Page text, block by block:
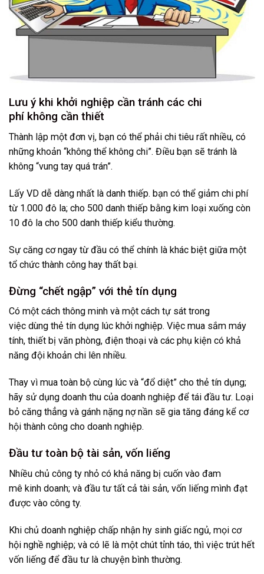
Lưu ý khi khởi nghiệp cần tránh các chi
phí không cần thiết
Thành lập một đơn vị, bạn có thể phải chi tiêu rất nhiều, có
những khoản “không thể không chi”. Điều bạn sẽ tránh là
không “vung tay quá trán”.
Lấy VD dễ dàng nhất là danh thiếp. bạn có thể giảm chi phí
từ 1.000 đô la; cho 500 danh thiếp bằng kim loại xuống còn
10 đô la cho 500 danh thiếp kiểu thường.
Sự căng cơ ngay từ đầu có thể chính là khác biệt giữa một
tổ chức thành công hay thất bại.
Đừng “chết ngập” với thẻ tín dụng
Có một cách thông minh và một cách tự sát trong
việc dùng thẻ tín dụng lúc khởi nghiệp. Việc mua sắm máy
tính, thiết bị văn phòng, điện thoại và các phụ kiện có khả
năng đội khoản chi lên nhiều.
Thay vì mua toàn bộ cùng lúc và “đổ diệt” cho thẻ tín dụng;
hãy sử dụng doanh thu của doanh nghiệp để tái đầu tư. Loại
bỏ căng thẳng và gánh nặng nợ nần sẽ gia tăng đáng kể cơ
hội thành công cho doanh nghiệp.
Đầu tư toàn bộ tài sản, vốn liếng
Nhiều chủ công ty nhỏ có khả năng bị cuốn vào đam
mê kinh doanh; và đầu tư tất cả tài sản, vốn liếng mình đạt
được vào công ty.
Khi chủ doanh nghiệp chấp nhận hy sinh giấc ngủ, mọi cơ
hội nghề nghiệp; và có lẽ là một chút tỉnh táo, thì việc trút hết
vốn liếng để đầu tư là chuyện bình thường.